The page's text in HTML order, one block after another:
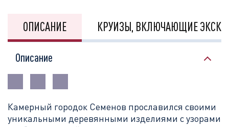
ОПИСАНИЕ КРУИЗЫ, ВКЛЮЧАЮЩИЕ
Описание
Камерный городок Семенов прославился своими
уникальными деревянными изделиями с узорами